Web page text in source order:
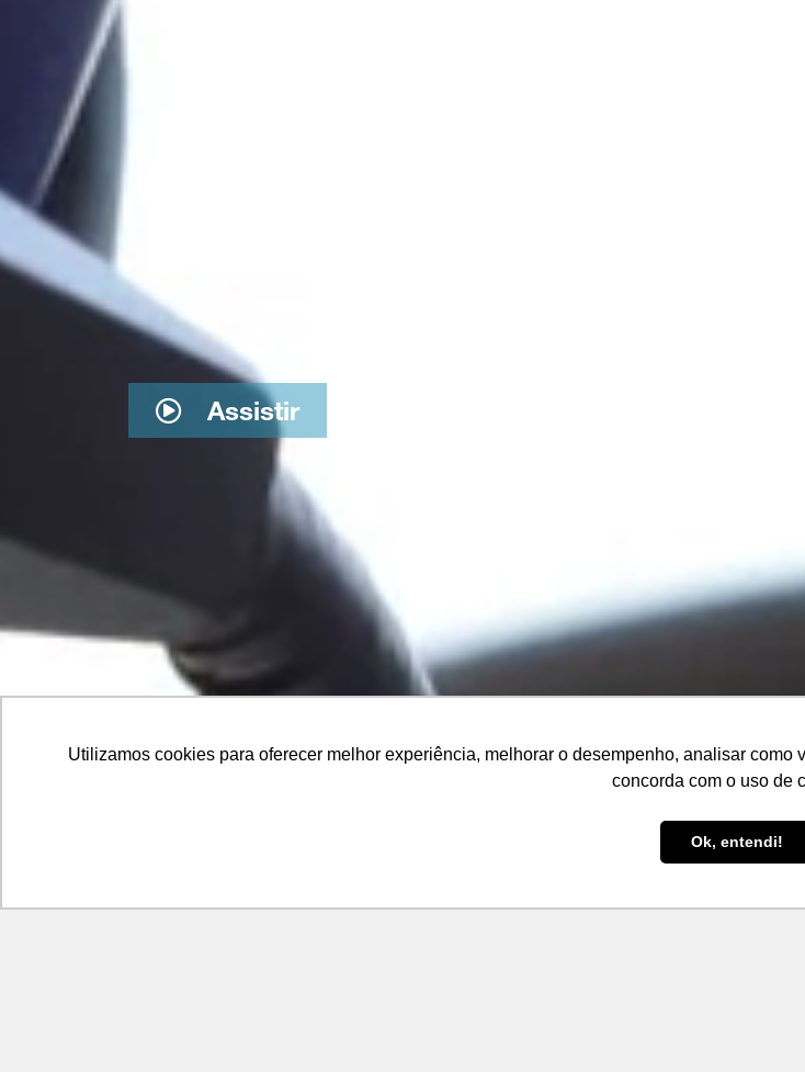
Utilizamos cookies para oferecer melhor experiência, melhorar o desempenho, analisar
concorda com o uso de
Ok, entendi!
Assistir